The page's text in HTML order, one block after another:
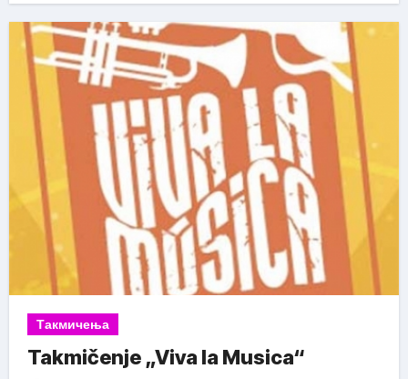
Такмичења
Takmičenje „Viva la Musica“